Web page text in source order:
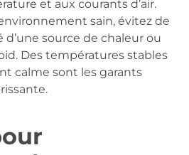
et aux courants d’air.
sain, évitez de
d’une source de chaleur ou
Des températures stables
calme sont les garants